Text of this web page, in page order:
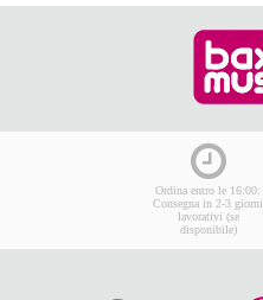
Ordina entro le 16:00:
Consegna in 2-3 giorni
lavorativi (se
disponibile)